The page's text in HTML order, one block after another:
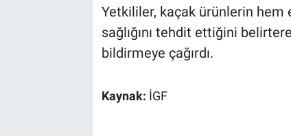
Yetkililer, kaçak ürünlerin hem
sağlığını tehdit ettiğini
bildirmeye çağırdı.
Kaynak: İGF